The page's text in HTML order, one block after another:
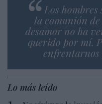
Los hombres
la comunión
desamor no ha
querido por mí.
enfrentarnos
Lo más leído